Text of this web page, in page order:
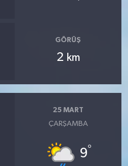
GÖRÜŞ
2 km
25 MART
ÇARŞAMBA
9°